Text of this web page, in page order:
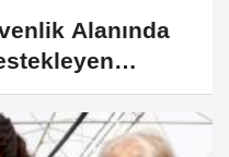
Alanında
Tanıttı